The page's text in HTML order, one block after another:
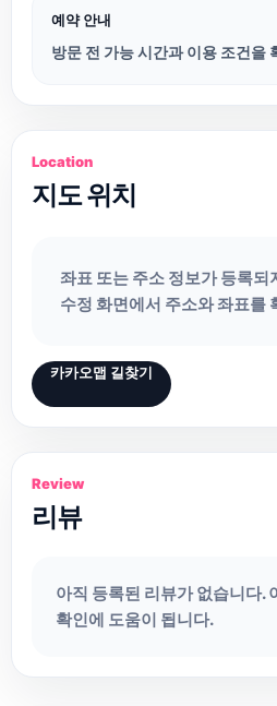
예약 안내
방문 전 가능 시간과 이용 조건을
Location
지도 위치
좌표 또는 주소 정보가 등록되
수정 화면에서 주소와 좌표를
카카오맵 길찾기
Review
리뷰
아직 등록된 리뷰가 없습니다.
확인에 도움이 됩니다.